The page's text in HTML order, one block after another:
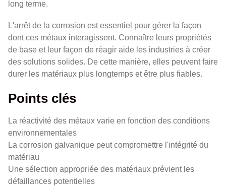
long terme.
L'arrêt de la corrosion est essentiel pour gérer la façon
dont ces métaux interagissent. Connaître leurs propriétés
de base et leur façon de réagir aide les industries à créer
des solutions solides. De cette manière, elles peuvent faire
durer les matériaux plus longtemps et être plus fiables.
Points clés
La réactivité des métaux varie en fonction des conditions
environnementales
La corrosion galvanique peut compromettre l'intégrité du
matériau
Une sélection appropriée des matériaux prévient les
défaillances potentielles